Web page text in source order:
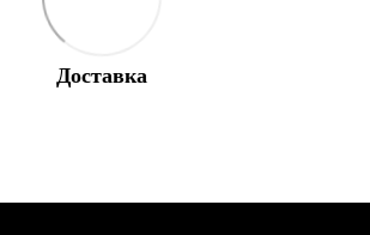
Доставка